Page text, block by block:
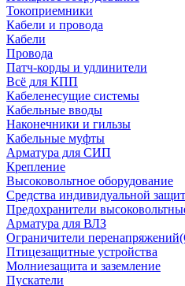
Токоприемники
Кабели и провода
Кабели
Провода
Патч-корды и удлинители
Всё для КПП
Кабеленесущие системы
Кабельные вводы
Наконечники и гильзы
Кабельные муфты
Арматура для СИП
Крепление
Высоковольтное оборудование
Средства индивидуальной
Предохранители
Арматура для ВЛЗ
Ограничители
Птицезащитные устройства
Молниезащита и заземление
Пускатели